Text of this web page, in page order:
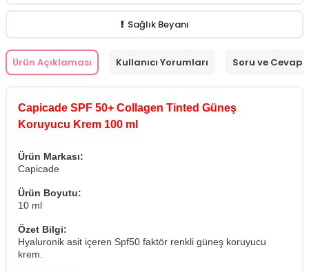
Sağlık Beyanı
Ürün Açıklaması Kullanıcı Yorumları Soru ve Cevap
Capicade SPF 50+ Collagen Tinted Güneş
Koruyucu Krem 100 ml
Ürün Markası:
Capicade
Ürün Boyutu:
10 ml
Özet Bilgi:
Hyaluronik asit içeren Spf50 faktör renkli güneş koruyucu
krem.